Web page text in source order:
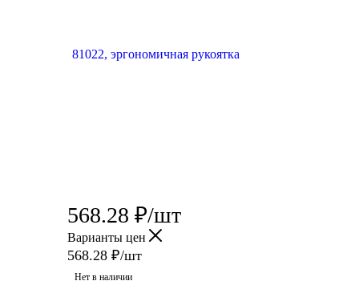
568.28 ₽/шт
Варианты цен
568.28 ₽/шт
Нет в наличии